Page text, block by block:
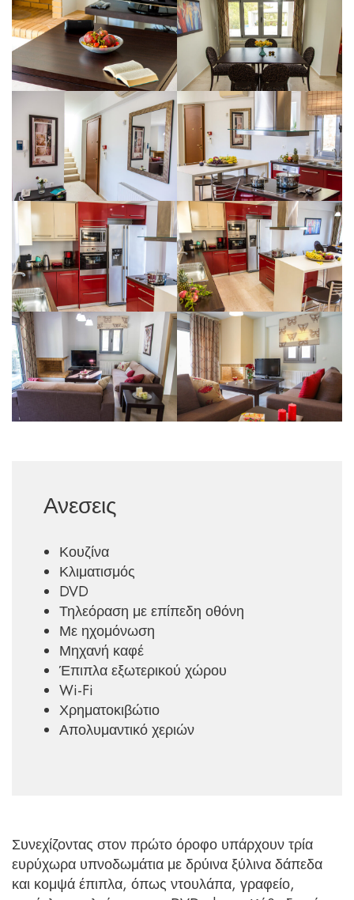
Ανεσεις
Κουζίνα
Κλιματισμός
DVD
Τηλεόραση με επίπεδη οθόνη
Με ηχομόνωση
Μηχανή καφέ
Έπιπλα εξωτερικού χώρου
Wi-Fi
Χρηματοκιβώτιο
Απολυμαντικό χεριών
Συνεχίζοντας στον πρώτο όροφο υπάρχουν τρία
ευρύχωρα υπνοδωμάτια με δρύινα ξύλινα δάπεδα
και κομψά έπιπλα, όπως ντουλάπα, γραφείο,